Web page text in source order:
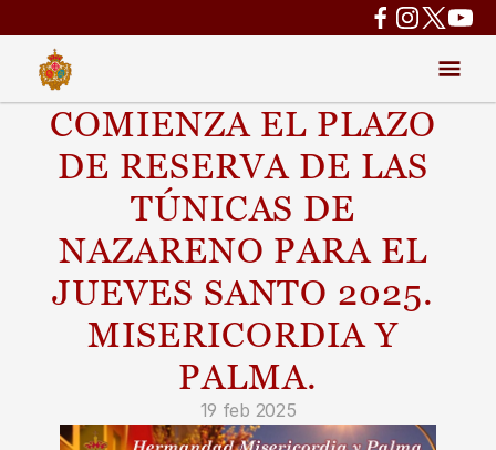
COMIENZA EL PLAZO
DE RESERVA DE LAS
TÚNICAS DE
NAZARENO PARA EL
JUEVES SANTO 2025.
MISERICORDIA Y
PALMA.
19 feb 2025